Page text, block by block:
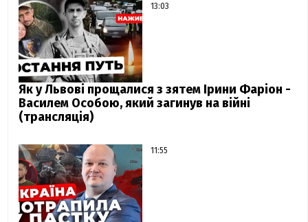
13:03
Як у Львові прощалися з зятем Ірини Фаріон -
Василем Особою, який загинув на війні
(трансляція)
11:55